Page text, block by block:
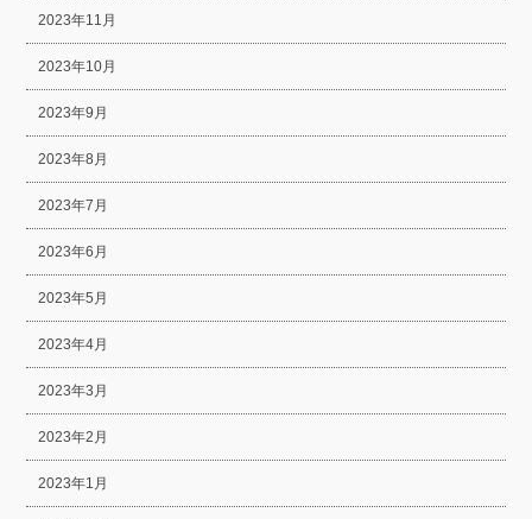
2023年11月
2023年10月
2023年9月
2023年8月
2023年7月
2023年6月
2023年5月
2023年4月
2023年3月
2023年2月
2023年1月